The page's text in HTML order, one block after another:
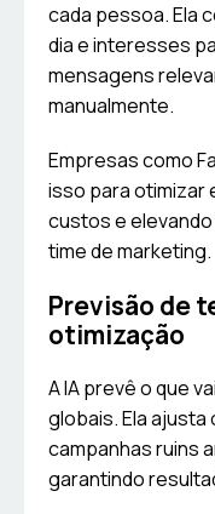
cada pessoa. Ela
dia e interesses
mensagens
manualmente.
Empresas como
isso para otimizar
custos e
time de marketing.
Previsão de
otimização
A IA prevê o que
globais. Ela
campanhas ruins
garantindo